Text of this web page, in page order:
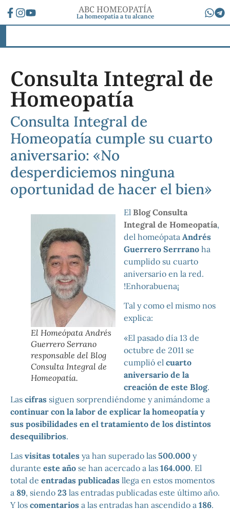
ABC HOMEOPATÍA
La homeopatía a tu alcance
Consulta Integral de
Homeopatía
Consulta Integral de
Homeopatía cumple su cuarto
aniversario: «No
desperdiciemos ninguna
oportunidad de hacer el bien»
El Homeópata Andrés
Guerrero Serrano
responsable del Blog
Consulta Integral de
Homeopatía.
El Blog Consulta
Integral de Homeopatía,
del homeópata Andrés
Guerrero Serrrano ha
cumplido su cuarto
aniversario en la red.
!Enhorabuena¡
Tal y como el mismo nos
explica:
«El pasado día 13 de
octubre de 2011 se
cumplió el cuarto
aniversario de la
creación de este Blog.
Las cifras siguen sorprendiéndome y animándome a
continuar con la labor de explicar la homeopatía y
sus posibilidades en el tratamiento de los distintos
desequilibrios.
Las visitas totales ya han superado las 500.000 y
durante este año se han acercado a las 164.000. El
total de entradas publicadas llega en estos momentos
a 89, siendo 23 las entradas publicadas este último año.
Y los comentarios a las entradas han ascendido a 186.